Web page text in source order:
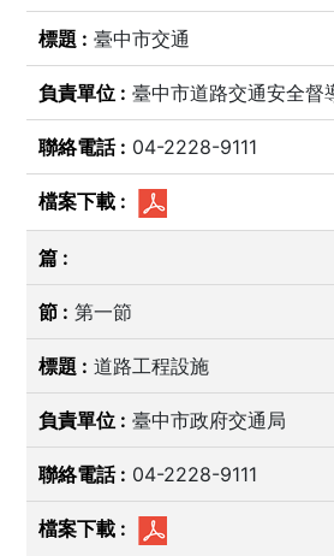
臺中市交通
臺中市道路交通安全督
04-2228-9111
第一節
道路工程設施
臺中市政府交通局
04-2228-9111